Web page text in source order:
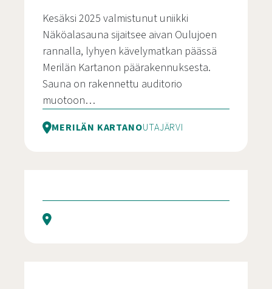
Kesäksi 2025 valmistunut uniikki
Näköalasauna sijaitsee aivan Oulujoen
rannalla, lyhyen kävelymatkan päässä
Merilän Kartanon päärakennuksesta.
Sauna on rakennettu auditorio
muotoon…
MERILÄN KARTANOUTAJÄRVI